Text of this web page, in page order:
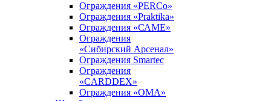
Ограждения «PERCo»
Ограждения «Praktika»
Ограждения «САМЕ»
Ограждения
«Сибирский Арсенал»
Ограждения Smartec
Ограждения
«CARDDEX»
Ограждения «ОМА»